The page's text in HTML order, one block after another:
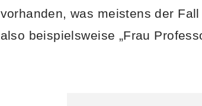
vorhanden, was meistens der
also beispielsweise „Frau